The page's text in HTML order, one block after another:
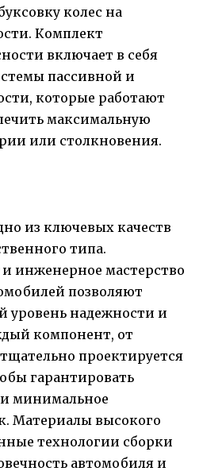
колес на
Комплект
включает в себя
пассивной и
которые работают
максимальную
или столкновения.
из ключевых качеств
типа.
инженерное мастерство
позволяют
уровень надежности и
компонент, от
проектируется
гарантировать
минимальное
Материалы высокого
технологии сборки
автомобиля и